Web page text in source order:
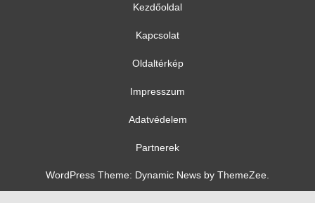
Kezdőoldal
Kapcsolat
Oldaltérkép
Impresszum
Adatvédelem
Partnerek
WordPress Theme: Dynamic News by ThemeZee.